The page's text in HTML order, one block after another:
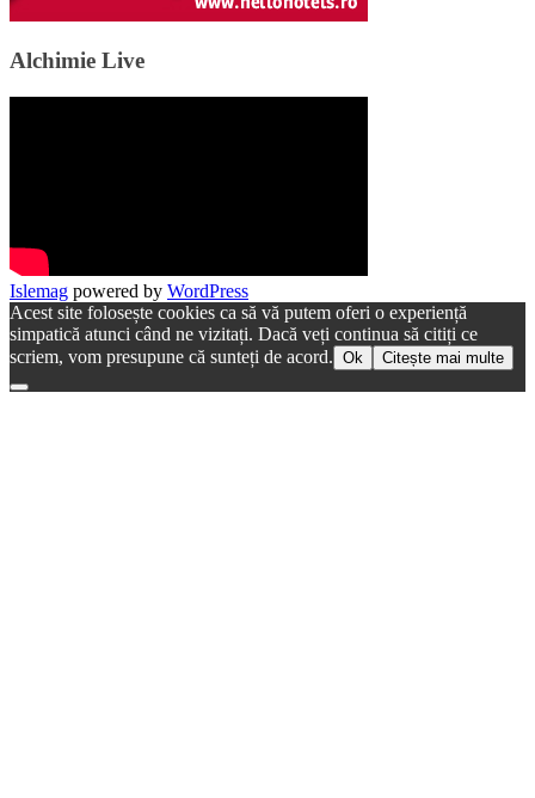
Alchimie Live
Islemag powered by WordPress
Acest site folosește cookies ca să vă putem oferi o experiență
simpatică atunci când ne vizitați. Dacă veți continua să citiți ce
scriem, vom presupune că sunteți de acord. Ok Citește mai multe